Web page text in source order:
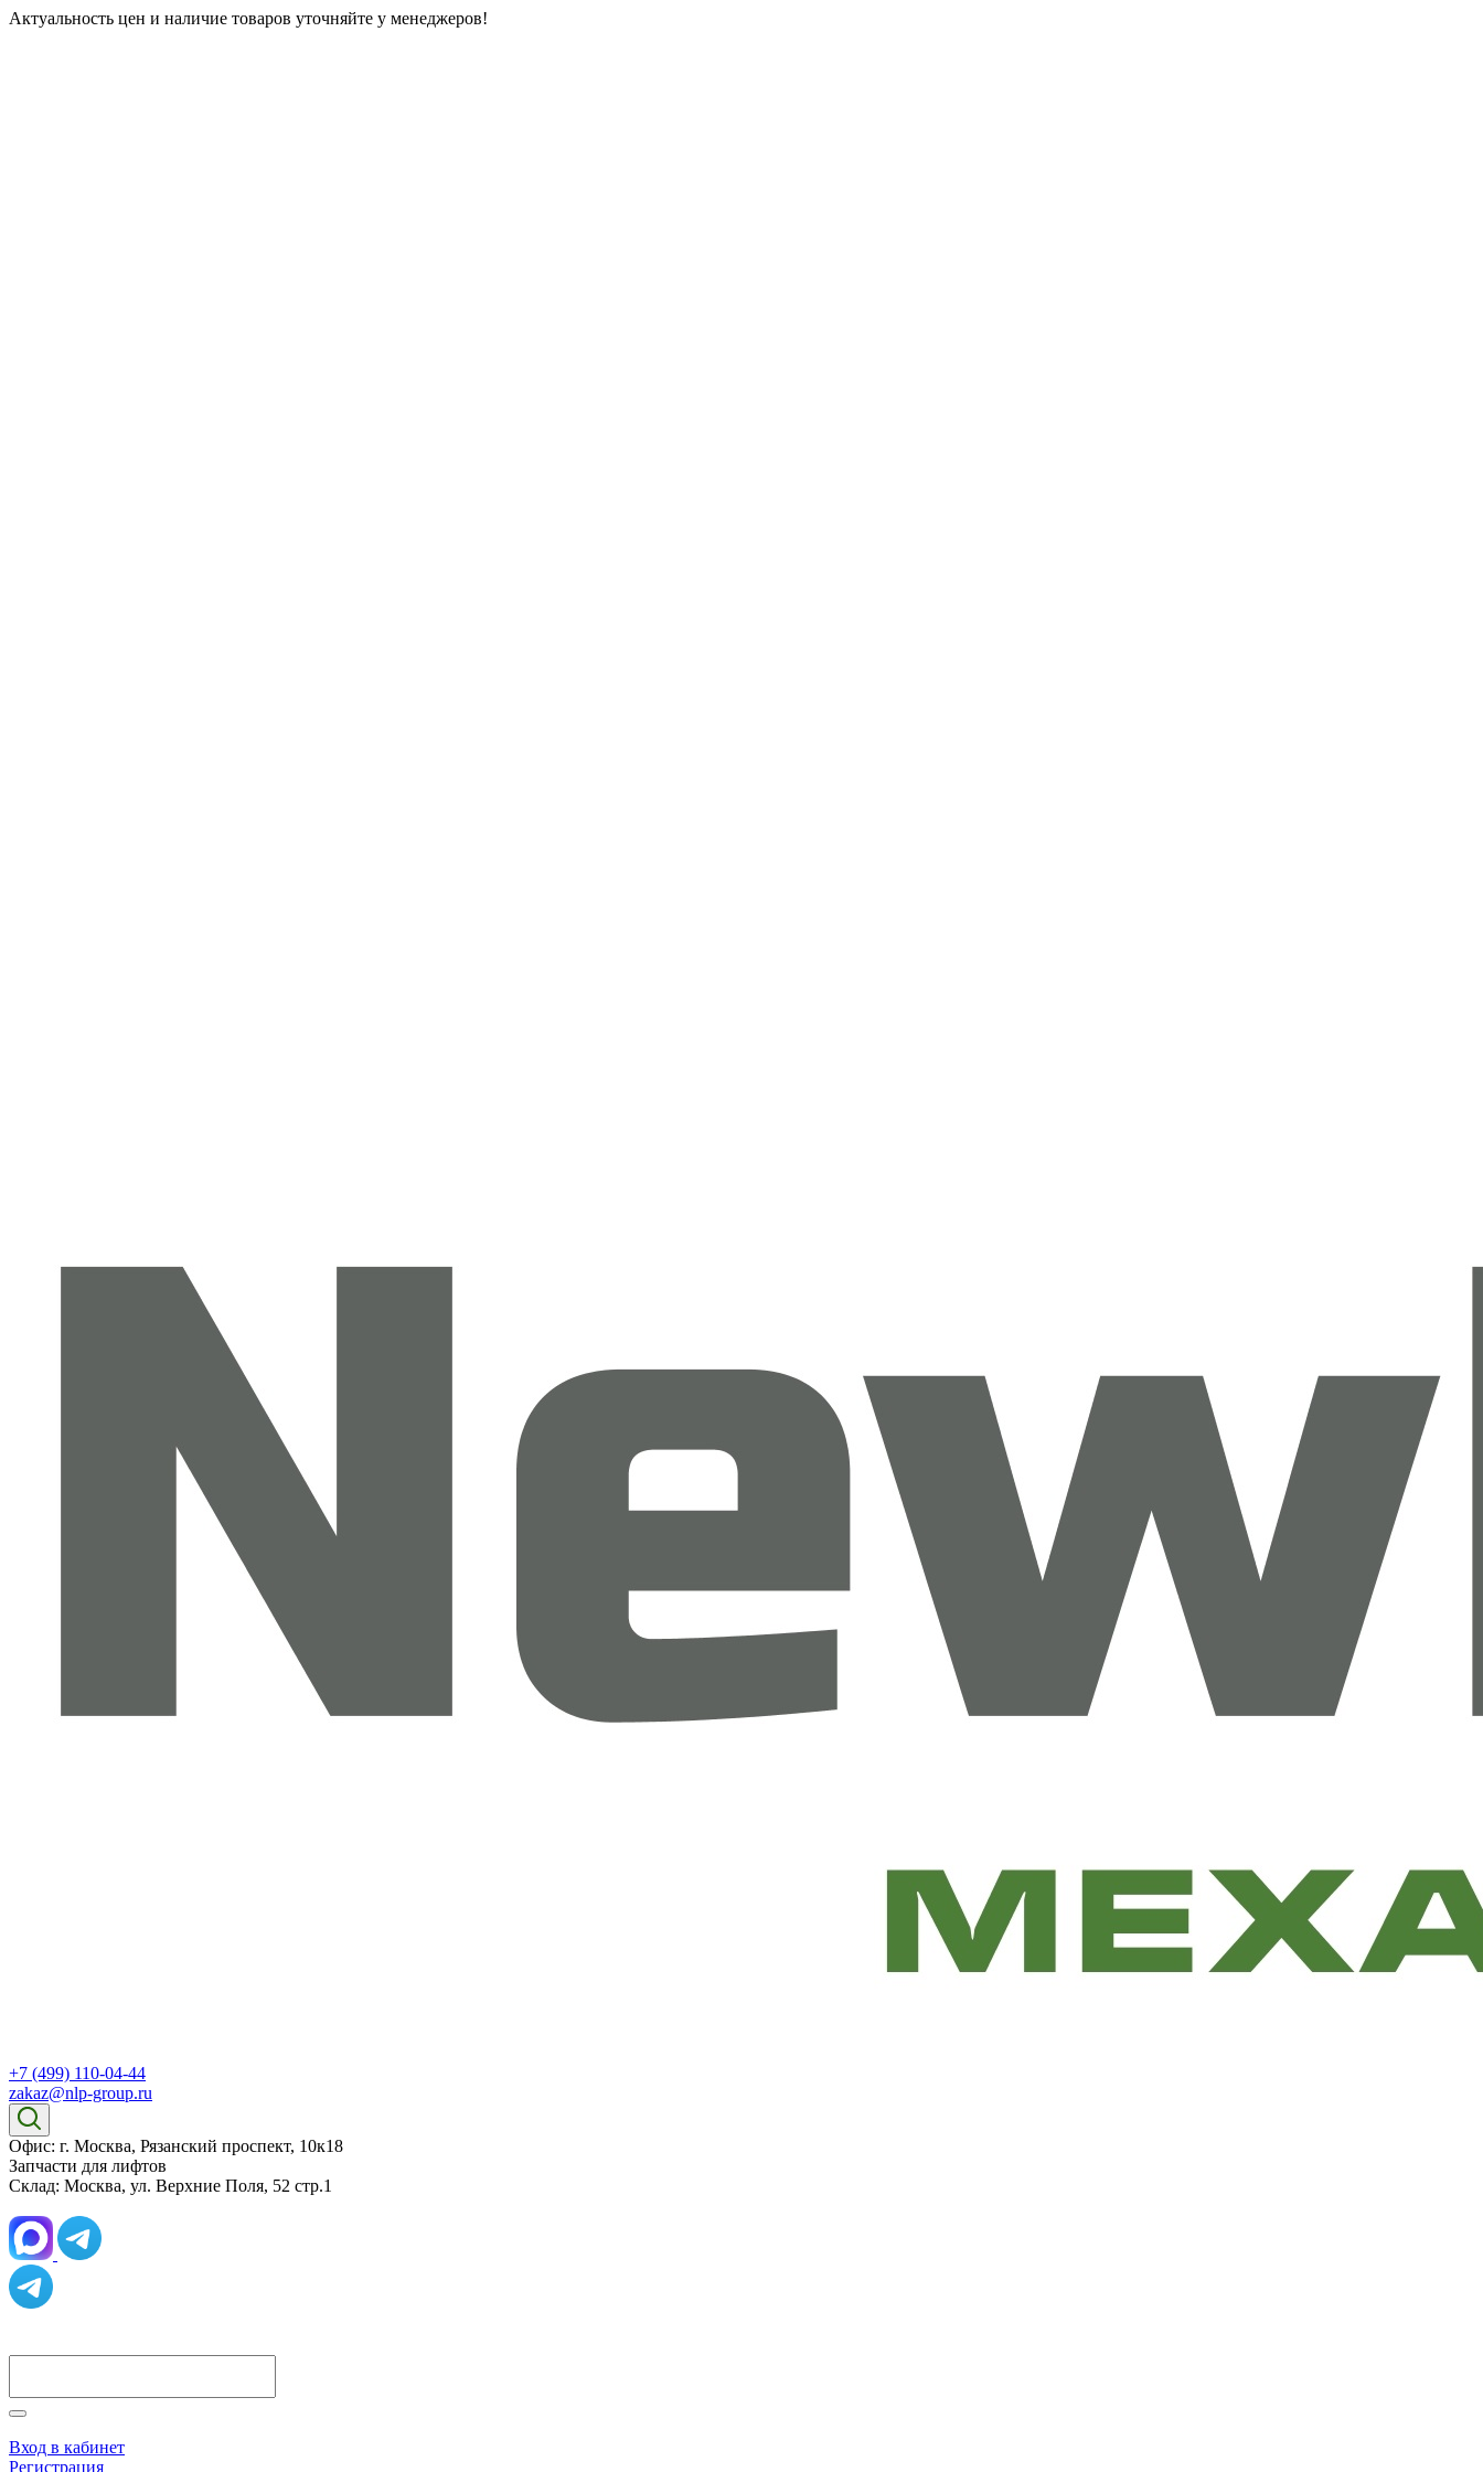
Актуальность цен и наличие товаров уточняйте у менеджеров!
+7 (499) 110-04-44
zakaz@nlp-group.ru
Офис: г. Москва, Рязанский проспект, 10к18
Запчасти для лифтов
Склад: Москва, ул. Верхние Поля, 52 стр.1
Вход в кабинет
Регистрация